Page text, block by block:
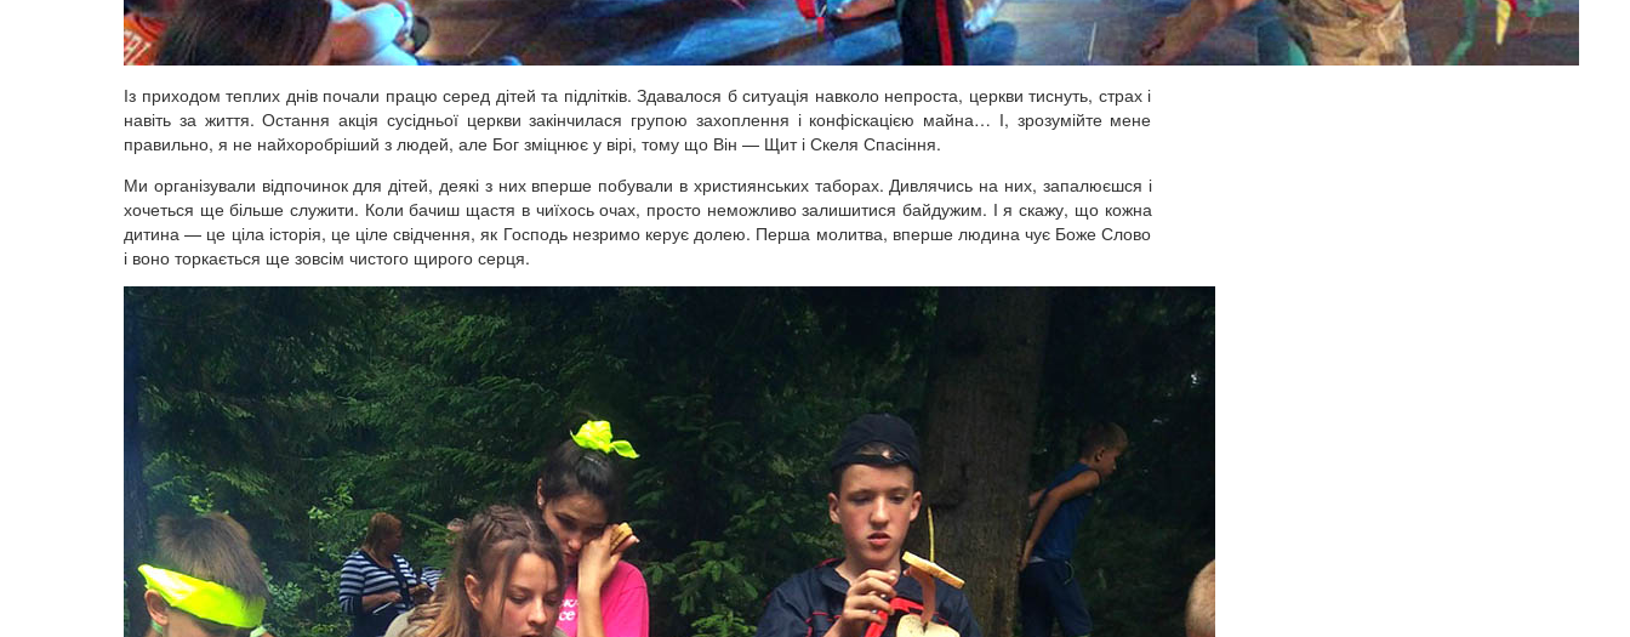
Із приходом теплих днів почали працю серед дітей та підлітків. Здавалося б ситуація навколо непроста, церкви тиснуть, страх і
навіть за життя. Остання акція сусідньої церкви закінчилася групою захоплення і конфіскацією майна… І, зрозумійте мене
правильно, я не найхоробріший з людей, але Бог зміцнює у вірі, тому що Він — Щит і Скеля Спасіння.
Ми організували відпочинок для дітей, деякі з них вперше побували в християнських таборах. Дивлячись на них, запалюєшся і
хочеться ще більше служити. Коли бачиш щастя в чиїхось очах, просто неможливо залишитися байдужим. І я скажу, що кожна
дитина — це ціла історія, це ціле свідчення, як Господь незримо керує долею. Перша молитва, вперше людина чує Боже Слово
і воно торкається ще зовсім чистого щирого серця.